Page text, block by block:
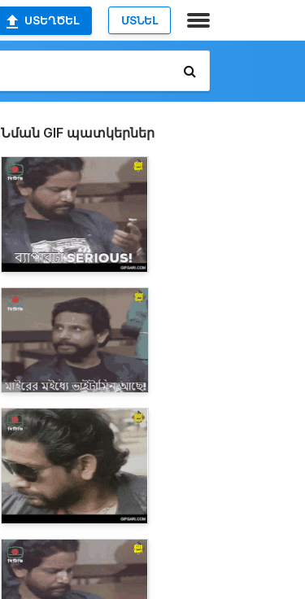
ՍՏԵՂԾԵԼ ՄՏՆԵԼ
Նման GIF պատկերներ